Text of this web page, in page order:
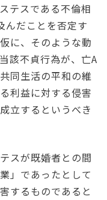
テスである不倫相
んだことを否定す
に、そのような動
該不貞行為が、亡A
同生活の平和の維
利益に対する侵害
立するというべき
スが既婚者との間
」であったとして
するものであると